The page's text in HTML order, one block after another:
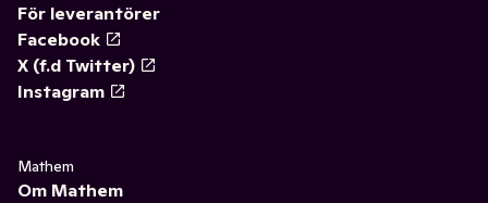
För leverantörer
Facebook
X (f.d Twitter)
Instagram
Mathem
Om Mathem